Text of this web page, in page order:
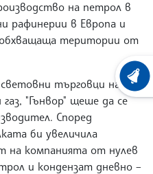
на петрол в
рафинерии в Европа и
територии от
търговци на
"Гънвор" щеше да се
Според
би увеличила
на компанията от нулев
и кондензат дневно –